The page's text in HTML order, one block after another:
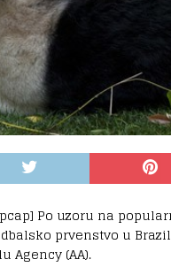
Po uzoru na
prvenstvo u
Agency (AA).